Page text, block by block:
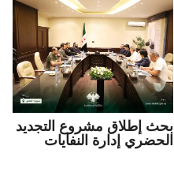
بحث إطلاق مشروع التجديد
الحضري إدارة النفايات